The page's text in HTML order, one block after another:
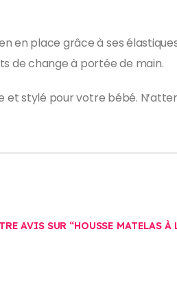
en place grâce à ses
de change à portée de main.
et stylé pour votre bébé.
AVIS SUR “HOUSSE MATELAS À